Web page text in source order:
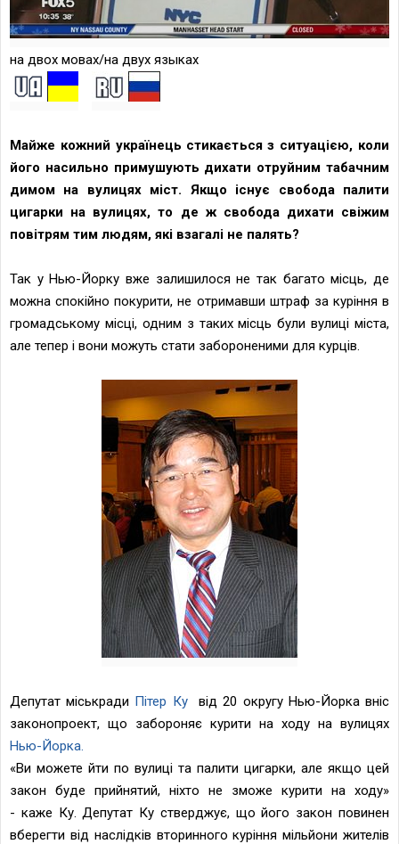
на двох мовах/на двух языках
Майже кожний українець стикається з ситуацією, коли
його насильно примушують дихати отруйним табачним
димом на вулицях міст. Якщо існує свобода палити
цигарки на вулицях, то де ж свобода дихати свіжим
повітрям тим людям, які взагалі не палять?
Так у Нью-Йорку вже залишилося не так багато місць, де
можна спокійно покурити, не отримавши штраф за куріння в
громадському місці, одним з таких місць були вулиці міста,
але тепер і вони можуть стати забороненими для курців.
Депутат міськради Пітер Ку
від 20 округу Нью-Йорка вніс
законопроект, що забороняє курити на ходу на вулицях
Нью-Йорка.
«Ви можете йти по вулиці та палити цигарки, але якщо цей
закон буде прийнятий, ніхто не зможе курити на ходу»
- каже Ку. Депутат Ку стверджує, що його закон повинен
вберегти від наслідків вторинного куріння мільйони жителів